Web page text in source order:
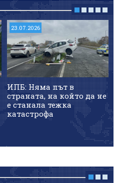
23.07.2026
ИПБ: Няма път в
страната, на който да не
е станала тежка
катастрофа